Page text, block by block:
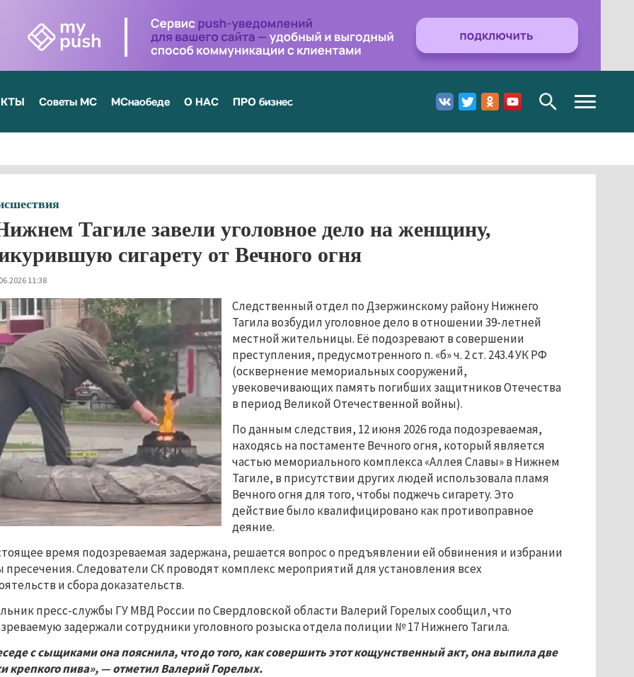
Советы МС МСнаобеде О НАС ПРО бизнес
Toggle
navigation
Тагиле завели уголовное дело на женщину,
сигарету от Вечного огня
11:38
Следственный отдел по Дзержинскому району Нижнего
Тагила возбудил уголовное дело в отношении 39-летней
местной жительницы. Её подозревают в совершении
преступления, предусмотренного п. «б» ч. 2 ст. 243.4 УК РФ
(осквернение мемориальных сооружений,
увековечивающих память погибших защитников Отечества
в период Великой Отечественной войны).
По данным следствия, 12 июня 2026 года подозреваемая,
находясь на постаменте Вечного огня, который является
частью мемориального комплекса «Аллея Славы» в Нижнем
Тагиле, в присутствии других людей использовала пламя
Вечного огня для того, чтобы поджечь сигарету. Это
действие было квалифицировано как противоправное
деяние.
время подозреваемая задержана, решается вопрос о предъявлении ей обвинения и избрании
пресечения. Следователи СК проводят комплекс мероприятий для установления всех
и сбора доказательств.
пресс-службы ГУ МВД России по Свердловской области Валерий Горелых сообщил, что
задержали сотрудники уголовного розыска отдела полиции № 17 Нижнего Тагила.
с сыщиками она пояснила, что до того, как совершить этот кощунственный акт, она выпила две
крепкого пива», — отметил Валерий Горелых.